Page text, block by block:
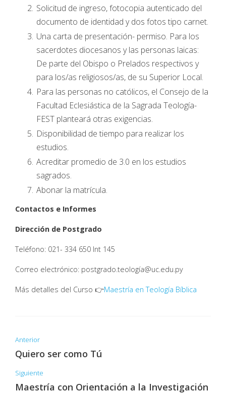
Solicitud de ingreso, fotocopia autenticado del
documento de identidad y dos fotos tipo carnet.
Una carta de presentación- permiso. Para los
sacerdotes diocesanos y las personas laicas:
De parte del Obispo o Prelados respectivos y
para los/as religiosos/as, de su Superior Local.
Para las personas no católicos, el Consejo de la
Facultad Eclesiástica de la Sagrada Teología-
FEST planteará otras exigencias.
Disponibilidad de tiempo para realizar los
estudios.
Acreditar promedio de 3.0 en los estudios
sagrados.
Abonar la matrícula.
Contactos e Informes
Dirección de Postgrado
Teléfono: 021- 334 650 Int 145
Correo electrónico: postgrado.teología@uc.edu.py
Más detalles del Curso 👉Maestría en Teología Bíblica
Anterior
Quiero ser como Tú
Siguiente
Maestría con Orientación a la Investigación